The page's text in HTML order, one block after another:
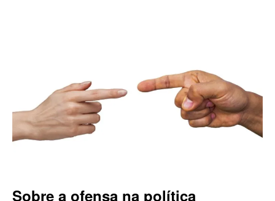
Sobre a ofensa na política